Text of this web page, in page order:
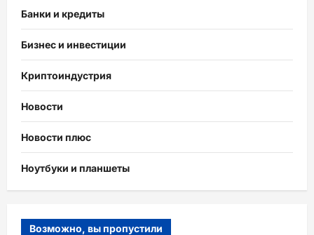
Банки и кредиты
Бизнес и инвестиции
Криптоиндустрия
Новости
Новости плюс
Ноутбуки и планшеты
Возможно, вы пропустили